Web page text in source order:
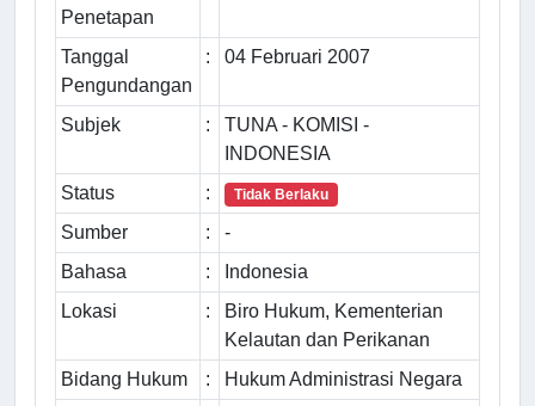
Penetapan
Tanggal
Pengundangan
: 04 Februari 2007
Subjek :
TUNA - KOMISI -
INDONESIA
Status
: Tidak Berlaku
Sumber :
-
Bahasa
:
Indonesia
Lokasi
:
Biro Hukum, Kementerian
Kelautan dan Perikanan
Bidang Hukum
:
Hukum Administrasi Negara